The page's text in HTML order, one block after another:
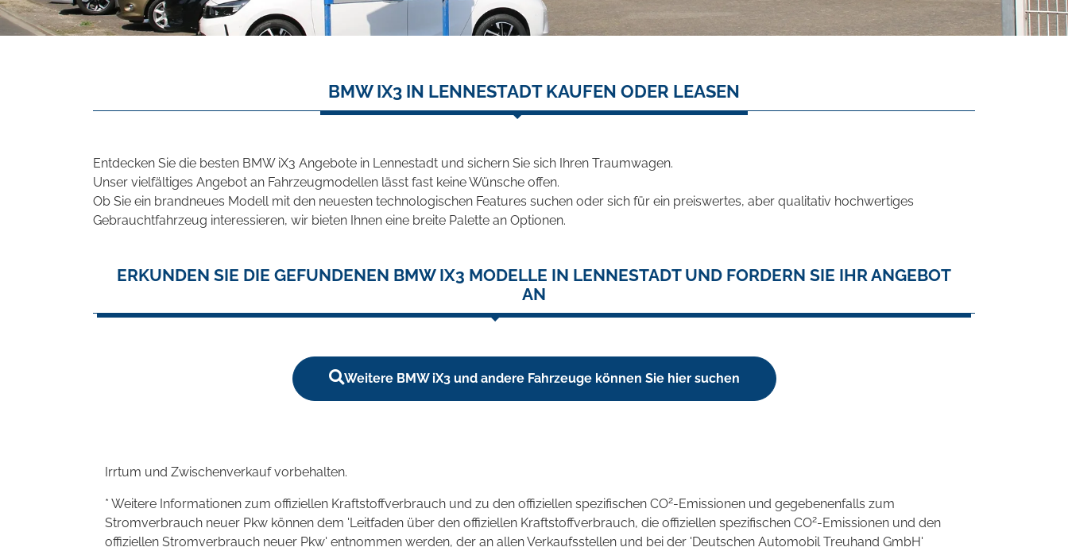
BMW IX3 IN LENNESTADT KAUFEN ODER LEASEN
Entdecken Sie die besten BMW iX3 Angebote in Lennestadt und sichern Sie sich Ihren Traumwagen.
Unser vielfältiges Angebot an Fahrzeugmodellen lässt fast keine Wünsche offen.
Ob Sie ein brandneues Modell mit den neuesten technologischen Features suchen oder sich für ein preiswertes, aber qualitativ hochwertiges
Gebrauchtfahrzeug interessieren, wir bieten Ihnen eine breite Palette an Optionen.
ERKUNDEN SIE DIE GEFUNDENEN BMW IX3 MODELLE IN LENNESTADT UND FORDERN SIE IHR ANGEBOT
AN
Weitere BMW iX3 und andere Fahrzeuge können Sie hier suchen
Irrtum und Zwischenverkauf vorbehalten.
* Weitere Informationen zum offiziellen Kraftstoffverbrauch und zu den offiziellen spezifischen CO2-Emissionen und gegebenenfalls zum
Stromverbrauch neuer Pkw können dem 'Leitfaden über den offiziellen Kraftstoffverbrauch, die offiziellen spezifischen CO2-Emissionen und den
offiziellen Stromverbrauch neuer Pkw' entnommen werden, der an allen Verkaufsstellen und bei der 'Deutschen Automobil Treuhand GmbH'